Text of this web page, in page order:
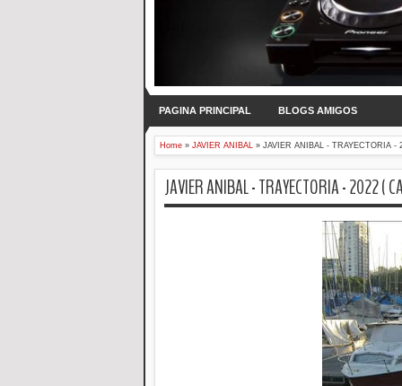
PAGINA PRINCIPAL BLOGS AMIGOS
Home » JAVIER ANIBAL » JAVIER ANIBAL - TRAYECTORIA -
JAVIER ANIBAL - TRAYECTORIA - 2022 (